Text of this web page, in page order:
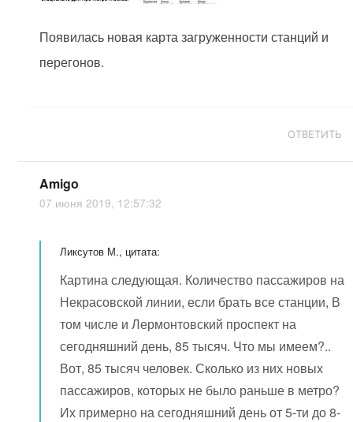
Появилась новая карта загруженности станций и
перегонов.
ОТВЕТИТЬ
Amigo
07 июня 2019, 12:57:32
Ликсутов М., цитата:
Картина следующая. Количество пассажиров на
Некрасовской линии, если брать все станции, В
том числе и Лермонтовский проспект на
сегодняшний день, 85 тысяч. Что мы имеем?..
Вот, 85 тысяч человек. Сколько из них новых
пассажиров, которых не было раньше в метро?
Их примерно на сегодняшний день от 5-ти до 8-